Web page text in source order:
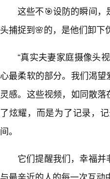
这些不🎯设防的瞬间
头捕捉到🌸的，是他们卸下
“真实夫妻家庭摄像头
心最柔软的部分。我们渴
灵感。这些视频，如同散
了炫耀，而是为了记录，
间。
它们提醒我们，幸福